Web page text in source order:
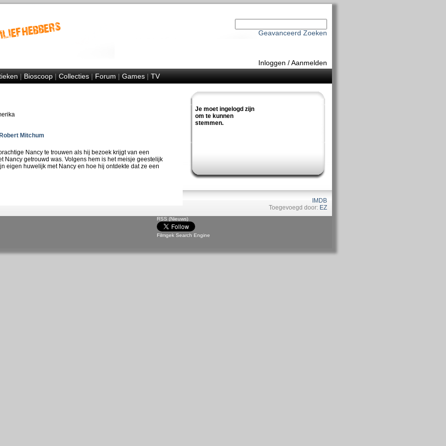
Geavanceerd Zoeken
Inloggen /Aanmelden
|Bioscoop|Collecties|Forum|Games|TV
Je moet ingelogd zijn
om te kunnen
stemmen.
IMDB
Toegevoegd door: EZ
Robert Mitchum
Nancy te trouwen als hij bezoek krijgt van een
Nancy getrouwd was. Volgens hem is het meisje geestelijk
eigen huwelijk met Nancy en hoe hij ontdekte dat ze een
RSS (Nieuws)
Filmgek Search Engine